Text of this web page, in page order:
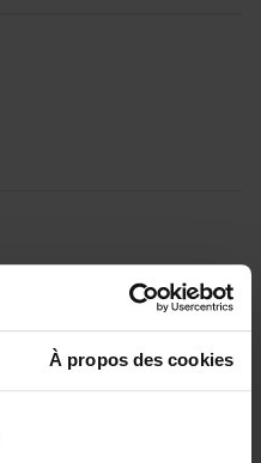
À propos des cookies
Indisponible